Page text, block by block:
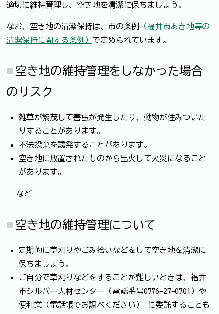
適切に維持管理し、空き地を清潔に保ちましょう。
なお、空き地の清潔保持は、市の条例
（福井市あき地等の
清潔保持に関する条例） で定められています。
空き地の維持管理をしなかった場合
のリスク
雑草が繁茂して害虫が発生したり、動物が住みついた
りすることがあります。
不法投棄を誘発することがあります。
空き地に放置されたものから出火して火災になること
があります。
など
空き地の維持管理について
定期的に草刈りやごみ拾いなどをして空き地を清潔に
保ちましょう。
ご自分で草刈りなどをすることが難しいときは、福井
市シルバー人材センター（電話番号0776-27-0701）や
便利業（電話帳でお調べください） に委託することも